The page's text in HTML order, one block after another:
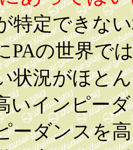
特定できな
PAの世界で
状況がほと
いインピー
ーダンスを